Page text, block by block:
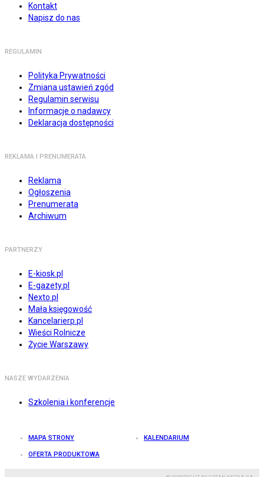
Kontakt
Napisz do nas
REGULAMIN
Polityka Prywatności
Zmiana ustawień zgód
Regulamin serwisu
Informacje o nadawcy
Deklaracja dostępności
REKLAMA I PRENUMERATA
Reklama
Ogłoszenia
Prenumerata
Archiwum
PARTNERZY
E-kiosk.pl
E-gazety.pl
Nexto.pl
Mała księgowość
Kancelarierp.pl
Wieści Rolnicze
Życie Warszawy
NASZE WYDARZENIA
Szkolenia i konferencje
MAPA STRONY KALENDARIUM
OFERTA PRODUKTOWA